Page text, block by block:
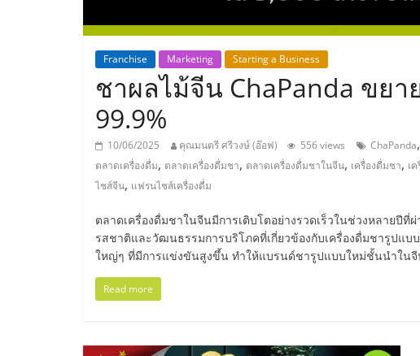
ส
เอ็
มอี
ไทย,
SMEs,
แฟ
รน
ไชส์,
Franchise Marketing Starting a Business
ชาผลไม้จีน ChaPanda ขย
99.9%
10/06/2025 คุณมนตรี ศรีวงษ์ (อ๊อฟ) 556 views ChaPanda,
ตลาดเครื่องดื่ม, ตลาดเครื่องดื่มชา, ตลาดเครื่องดื่มชาในจีน, เครื่องดื่มชา, เ
ไชส์จีน, แฟรนไชส์เครื่องดื่ม
ตลาดเครื่องดื่มชาในจีนมีการเติบโตอย่างรวดเร็วในช่วงหลายปี
รสชาติและวัฒนธรรมการบริโภคที่เกี่ยวข้องกับเครื่องดื่มชารูปแบ
ใหญ่ๆ ที่มีการแข่งขันสูงขึ้น ทำให้แบรนด์ชารูปแบบใหม่ชั้นนำในจี
Read more